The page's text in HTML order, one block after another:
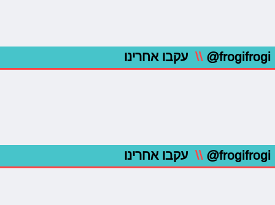
@frogifrogi
\\ עקבו אחרינו
@frogifrogi
\\ עקבו אחרינו